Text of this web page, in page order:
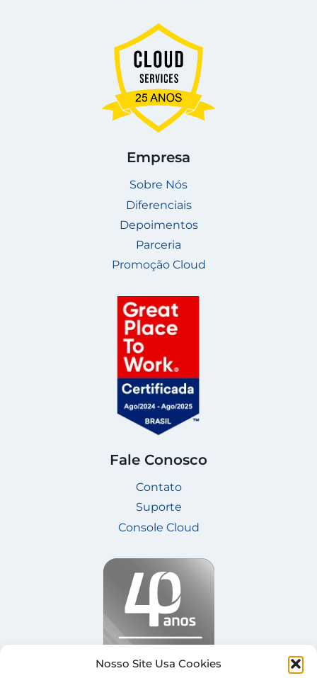
Nosso Site Usa Cookies
Empresa
Sobre Nós
Diferenciais
Depoimentos
Parceria
Promoção Cloud
Fale Conosco
Contato
Suporte
Console Cloud